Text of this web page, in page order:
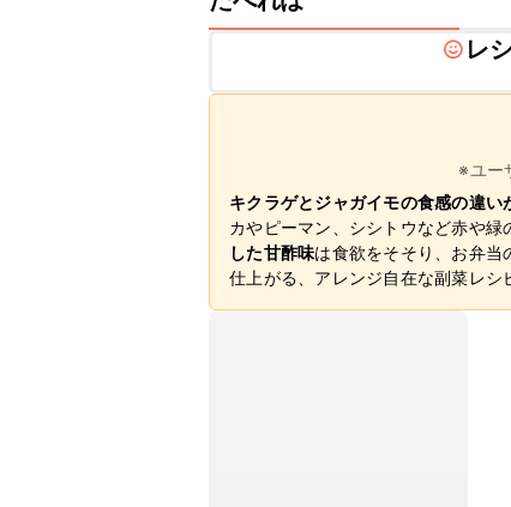
レ
※ユー
キクラゲとジャガイモの食感の違い
カやピーマン、シシトウなど赤や緑
した甘酢味は食欲をそそり、お弁当
仕上がる、アレンジ自在な副菜レシ